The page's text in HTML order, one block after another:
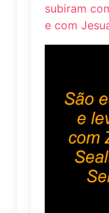
subiram
e com